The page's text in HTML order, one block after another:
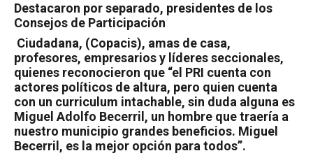
Destacaron por separado, presidentes de los
Consejos de Participación
Ciudadana, (Copacis), amas de casa,
profesores, empresarios y líderes seccionales,
quienes reconocieron que “el PRI cuenta con
actores políticos de altura, pero quien cuenta
con un curriculum intachable, sin duda alguna es
Miguel Adolfo Becerril, un hombre que traería a
nuestro municipio grandes beneficios. Miguel
Becerril, es la mejor opción para todos”.